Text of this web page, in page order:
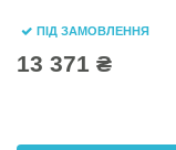
ПІД ЗАМОВЛЕННЯ
13 371 ₴